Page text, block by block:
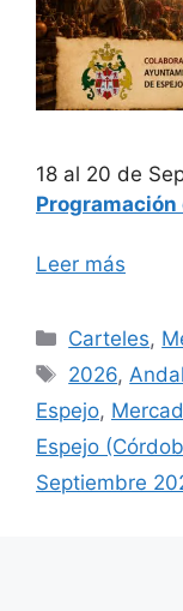
18 al 20 de
Programación
Leer más
Categorías
Carteles,
Etiquetas
2026,
Espejo,
Espejo
Septiembre